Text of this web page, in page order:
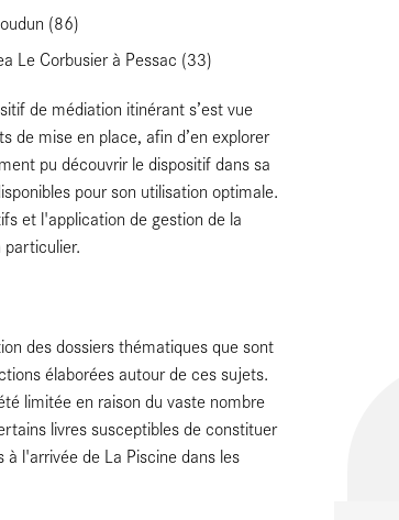
(86)
Le Corbusier à Pessac (33)
de médiation itinérant s’est vue
de mise en place, afin d’en explorer
pu découvrir le dispositif dans sa
pour son utilisation optimale.
et l'application de gestion de la
des dossiers thématiques que sont
élaborées autour de ces sujets.
limitée en raison du vaste nombre
livres susceptibles de constituer
l'arrivée de La Piscine dans les